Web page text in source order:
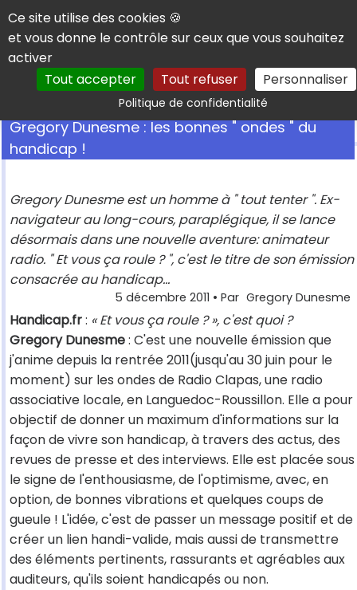
Panneau de gestion des cookies
Ce site utilise des cookies 🍪
et vous donne le contrôle sur ceux que vous souhaitez
activer
Tout accepter
Tout refuser Personnaliser
Politique de confidentialitéRechercher
Gregory Dunesme : les bonnes " ondes " du
handicap !
Gregory Dunesme est un homme à " tout tenter ". Ex-
navigateur au long-cours, paraplégique, il se lance
désormais dans une nouvelle aventure: animateur
radio. " Et vous ça roule ? ", c'est le titre de son émission
consacrée au handicap...
5 décembre 2011 • Par Gregory Dunesme
Handicap.fr: « Et vous ça roule ? », c'est quoi ?
Gregory Dunesme: C'est une nouvelle émission que
j'anime depuis la rentrée 2011(jusqu'au 30 juin pour le
moment) sur les ondes de Radio Clapas, une radio
associative locale, en Languedoc-Roussillon. Elle a pour
objectif de donner un maximum d'informations sur la
façon de vivre son handicap, à travers des actus, des
revues de presse et des interviews. Elle est placée sous
le signe de l'enthousiasme, de l'optimisme, avec, en
option, de bonnes vibrations et quelques coups de
gueule ! L'idée, c'est de passer un message positif et de
créer un lien handi-valide, mais aussi de transmettre
des éléments pertinents, rassurants et agréables aux
auditeurs, qu'ils soient handicapés ou non.